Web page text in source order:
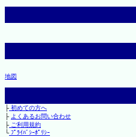
地図
├初めての方へ
├ よくあるお問い合わせ
├ご利用規約
└ﾌﾟﾗｲﾊﾞｼｰﾎﾟﾘｼｰ